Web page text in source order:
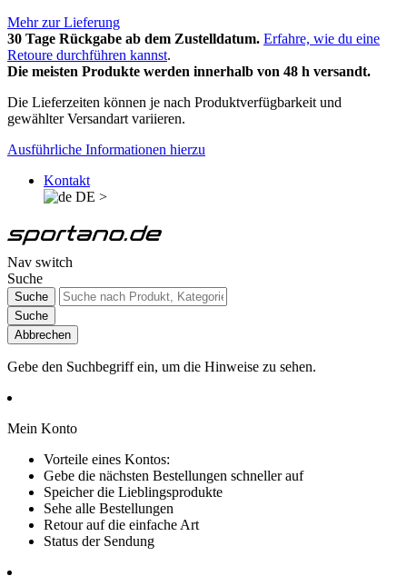
Mehr zur Lieferung
30 Tage Rückgabe ab dem Zustelldatum. Erfahre, wie du eine
Retoure durchführen kannst.
Die meisten Produkte werden innerhalb von 48 h versandt.
Die Lieferzeiten können je nach Produktverfügbarkeit und
gewählter Versandart variieren.
Ausführliche Informationen hierzu
Kontakt
DE >
Nav switch
Suche
Suche
Suche
Abbrechen
Gebe den Suchbegriff ein, um die Hinweise zu sehen.
Mein Konto
Vorteile eines Kontos:
Gebe die nächsten Bestellungen schneller auf
Speicher die Lieblingsprodukte
Sehe alle Bestellungen
Retour auf die einfache Art
Status der Sendung